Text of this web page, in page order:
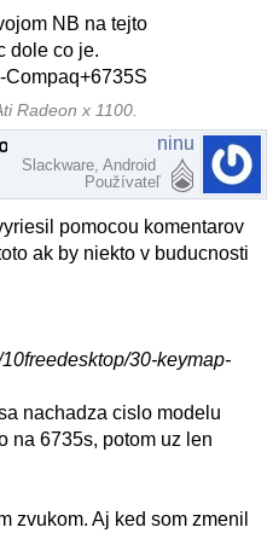
NB na tejto
dole co je.
Compaq+6735S
Radeon x 1100.
ninu
Slackware, Android
Používateľ
pomocou komentarov
ak by niekto v buducnosti
30-keymap-
nachadza cislo modelu
na 6735s, potom uz len
zvukom. Aj ked som zmenil